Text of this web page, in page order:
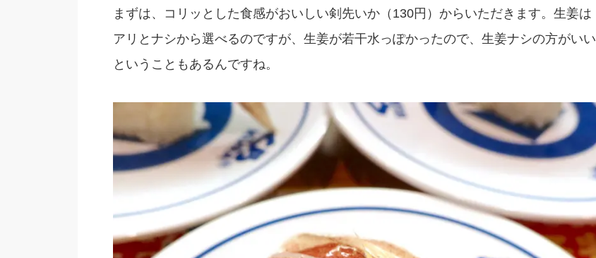
まずは、コリッとした食感がおいしい剣先いか（130円）からいただきます。生姜は
アリとナシから選べるのですが、生姜が若干水っぽかったので、生姜ナシの方がいい
ということもあるんですね。